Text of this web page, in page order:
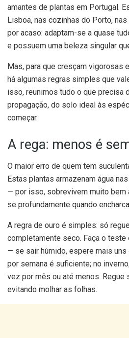
amantes de plantas em Portugal.
Lisboa, nas cozinhas do Porto,
por acaso: adaptam-se a quase
e possuem uma beleza singular
Mas, para que cresçam vigorosas
há algumas regras simples que
isso, reunimos tudo o que precisa
propagação, do solo ideal às
começar.
A rega: menos é
O maior erro de quem tem
Estas plantas armazenam água
— por isso, sobrevivem muito bem
se profundamente quando
A regra de ouro é simples: só
completamente seco. Faça o teste
— se sair húmido, espere mais uns
por semana é suficiente; no
vez por mês ou até menos. Regue
evitando molhar as folhas.